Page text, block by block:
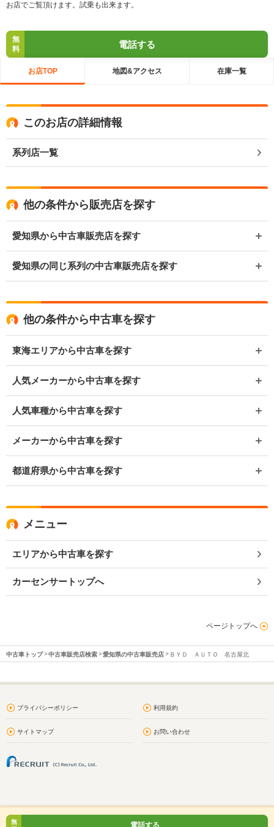
お店でご覧頂けます。試乗も出来ます。
無
料
電話する
お店TOP 地図&アクセス 在庫一覧
このお店の詳細情報
系列店一覧
他の条件から販売店を探す
愛知県から中古車販売店を探す
愛知県の同じ系列の中古車販売店を探す
他の条件から中古車を探す
東海エリアから中古車を探す
人気メーカーから中古車を探す
人気車種から中古車を探す
メーカーから中古車を探す
都道府県から中古車を探す
メニュー
エリアから中古車を探す
カーセンサートップへ
ページトップへ
中古車トップ 中古車販売店検索 愛知県の中古車販売店 ＢＹＤ ＡＵＴＯ 名古屋北
プライバシーポリシー 利用規約
サイトマップ お問い合わせ
無
電話する